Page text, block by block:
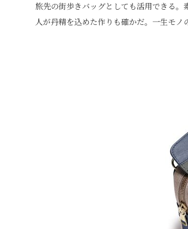
旅先の街歩きバッグとしても活用できる
人が丹精を込めた作りも確かだ。一生モノ